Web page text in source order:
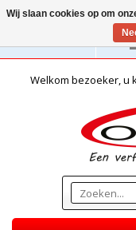
Nederlands
Welkom bezoeker, u
Wij slaan cookies op om